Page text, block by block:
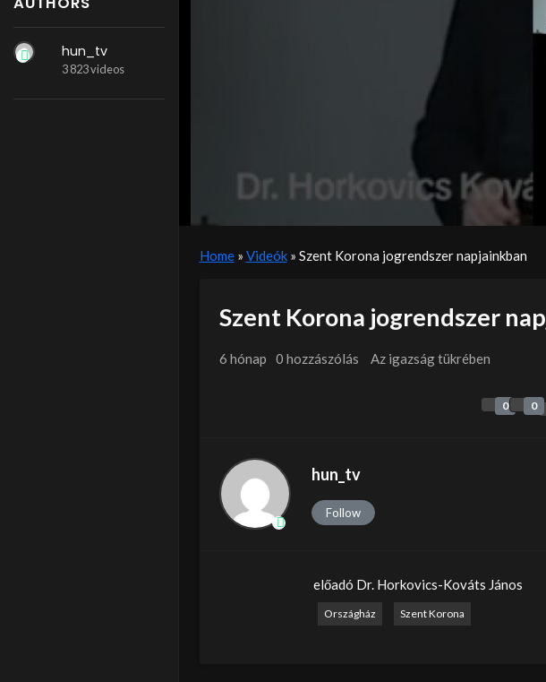
hun_tv
3 823 videos
Home» Videók» Szent Korona jogrendszer napjainkban
Szent Korona jogrendszer
6 hónap 0 hozzászólás Az igazság tükrében
0 0
hun_tv
Follow
előadó Dr. Horkovics-Kováts János
Országház Szent Korona